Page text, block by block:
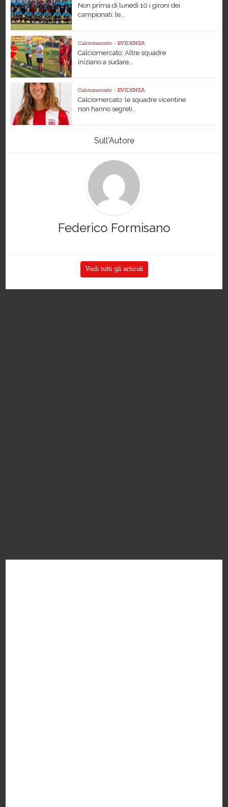
Non prima di lunedì 10 i gironi dei
campionati; le...
Calciomercato • EVIDENZA
Calciomercato: Altre squadre
iniziano a sudare…
Calciomercato • EVIDENZA
Calciomercato: le squadre vicentine
non hanno segreti..
Sull'Autore
Federico Formisano
Vedi tutti gli articoli